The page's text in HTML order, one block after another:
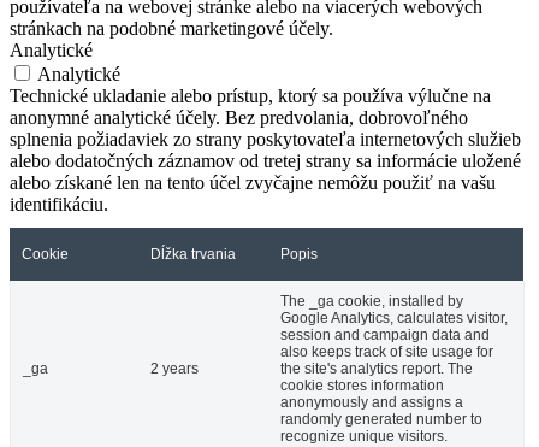
používateľa na webovej stránke alebo na viacerých webových
stránkach na podobné marketingové účely.
Analytické
Analytické
Technické ukladanie alebo prístup, ktorý sa používa výlučne na
anonymné analytické účely. Bez predvolania, dobrovoľného
splnenia požiadaviek zo strany poskytovateľa internetových služieb
alebo dodatočných záznamov od tretej strany sa informácie uložené
alebo získané len na tento účel zvyčajne nemôžu použiť na vašu
identifikáciu.
Cookie Dĺžka trvania Popis
_ga 2 years
The _ga cookie, installed by
Google Analytics, calculates visitor,
session and campaign data and
also keeps track of site usage for
the site's analytics report. The
cookie stores information
anonymously and assigns a
randomly generated number to
recognize unique visitors.